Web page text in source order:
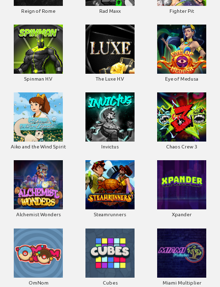
Reign of Rome Rad Maxx Fighter Pit
Spinman H.V The Luxe H.V Eye of Medusa
Aiko and the Wind Spirit Invictus Chaos Crew 3
Alchemist Wonders Steamrunners Xpander
OmNom Cubes Miami Multiplier